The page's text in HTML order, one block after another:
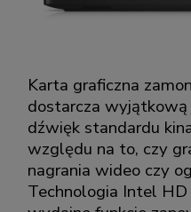
Karta graficzna
dostarcza wyjątkową
dźwięk standardu
względu na to, czy
nagrania wideo czy
Technologia Intel HD